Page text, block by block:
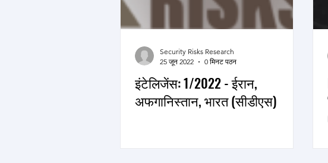
इंटेलिजेंस: 1/2022 - ईरान,
अफगानिस्तान, भारत (सीडीएस)
Security Risks Research
25 जून 2022
0 मिनट पठन